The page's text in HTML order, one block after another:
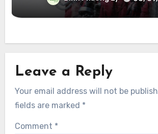
Leave a Reply
Your email address will not be
fields are marked *
Comment *